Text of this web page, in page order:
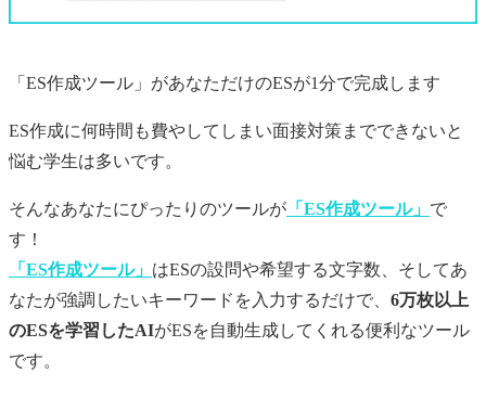
「ES作成ツール」があなただけのESが1分で完成します
ES作成に何時間も費やしてしまい面接対策までできないと
悩む学生は多いです。
そんなあなたにぴったりのツールが 「ES作成ツール」 で
す！
「ES作成ツール」 はESの設問や希望する文字数、そしてあ
なたが強調したいキーワードを入力するだけで、 6万枚以上
のESを学習したAIがESを自動生成してくれる便利なツール
です。